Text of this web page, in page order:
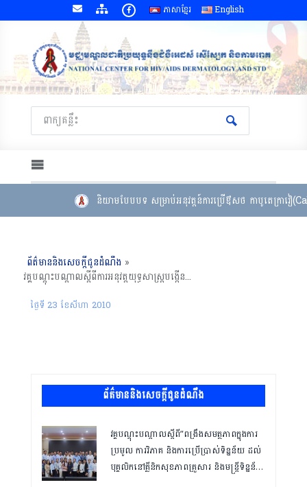
ភាសាខ្មែរ English
និយាមបែបបទ សម្រាប់អនុវត្តន៍ការប្រើឳសថ កាបូតេក្រាវៀ
ព័ត៌មាននិងសេចក្តីជូនដំណឹង »
វគ្គបណ្តុះបណ្តាលស្តីពីការអនុវត្តយុទ្ធសាស្រ្តបង្កើនការស្រាវជ្រាវរកករណីជំងឺរបេង (យុទ្ធសាស្រ្តThree I’s) ១៩-២០ សីហា ២០១០ ខេត្តតាកែវ
ថ្ងៃទី 23 ខែ​សីហា 2010
ព័ត៌មាននិងសេចក្តីជូនដំណឹង
វគ្គបណ្ដុះបណ្ដាលស្តីពី”ពង្រឹងសមត្ថភាពក្នុងការ
ប្រមូល ការវិភាគ និងការប្រើប្រាស់ទិន្នន័យ ដល់
បុគ្គលិកនៅគ្លីនិកសុខភាពគ្រួសារ និងមន្ត្រីទិន្នន័យ